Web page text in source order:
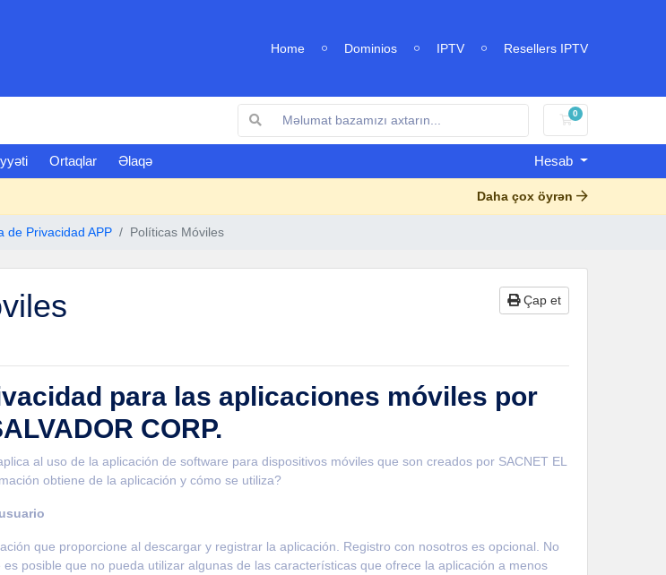
Home Dominios IPTV Resellers IPTV
0
Səbət
Ortaqlar Əlaqə Hesab
Daha çox öyrən
de Privacidad APP Políticas Móviles
Çap et
para las aplicaciones móviles por
CORP.
al uso de la aplicación de software para dispositivos móviles que son creados por SACNET EL
obtiene de la aplicación y cómo se utiliza?
que proporcione al descargar y registrar la aplicación. Registro con nosotros es opcional. No
posible que no pueda utilizar algunas de las características que ofrece la aplicación a menos